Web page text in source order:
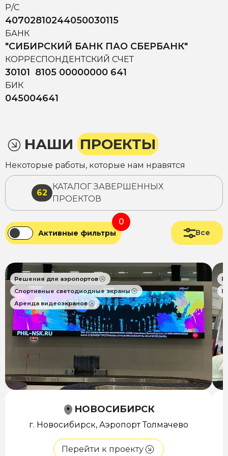
Р/С
40702810244050030115
БАНК
"СИБИРСКИЙ БАНК ПАО СБЕРБАНК"
КОРРЕСПОНДЕНТСКИЙ СЧЕТ
30101 8105 00000000 641
БИК
045004641
НАШИ ПРОЕКТЫ
Некоторые работы, которые нам нравятся
62
КАТАЛОГ ЗАВЕРШЕННЫХ
ПРОЕКТОВ
Активные фильтры
0
Все
Решения для аэропортов
Спортивные светодиодные экраны
Аренда видеоэкранов
НОВОСИБИРСК
г. Новосибирск, Аэропорт Толмачево
Перейти к проекту